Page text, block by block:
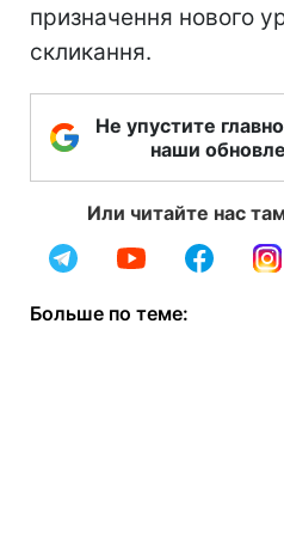
призначення нового
скликання.
Не упустите
наши
Или читайте нас
Больше по теме: